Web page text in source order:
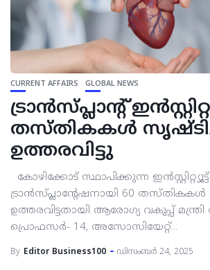
CURRENT AFFAIRS GLOBAL NEWS
ട്രാൻസ്പ്ലാന്റ്
തസ്തികകൾ
ഉത്തരവിട്ടു
കോഴിക്കോട് സ്ഥാപിക്കുന്ന
ട്രാൻസ്പ്ലാന്റേഷനായി 60 തസ്തികകൾ
ഉത്തരവിട്ടതായി ആരോഗ്യ വകുപ്പ്
പ്രൊഫസർ- 14, അസോസിയേറ്റ്...
By Editor Business100 ഡിസംബർ 24, 2025